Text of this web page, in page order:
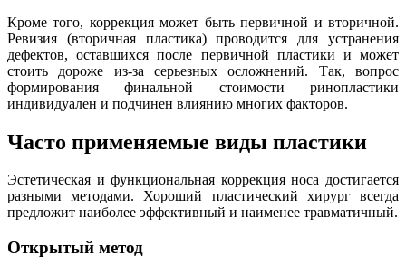
Кроме того, коррекция может быть первичной и вторичной.
Ревизия (вторичная пластика) проводится для устранения
дефектов, оставшихся после первичной пластики и может
стоить дороже из-за серьезных осложнений. Так, вопрос
формирования финальной стоимости ринопластики
индивидуален и подчинен влиянию многих факторов.
Часто применяемые виды пластики
Эстетическая и функциональная коррекция носа достигается
разными методами. Хороший пластический хирург всегда
предложит наиболее эффективный и наименее травматичный.
Открытый метод